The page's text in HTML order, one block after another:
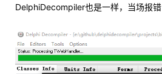
DelphiDecompiler也是一样，当场报错